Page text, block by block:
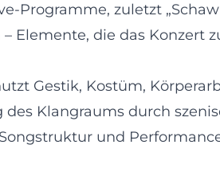
Programme, zuletzt
Elemente, die das Konzert
Gestik, Kostüm,
Klangraums durch
und